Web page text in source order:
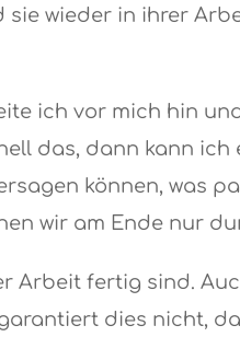
wieder in ihrer
ich vor mich hin
das, dann kann ich
können, was
wir am Ende nur
Arbeit fertig sind.
dies nicht,